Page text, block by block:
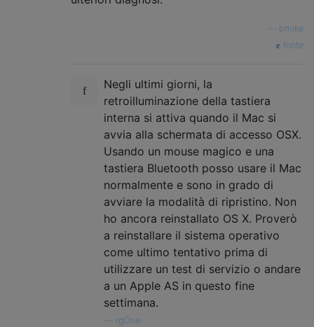
bmike
fonte
Negli ultimi giorni, la
retroilluminazione della tastiera
interna si attiva quando il Mac si
avvia alla schermata di accesso OSX.
Usando un mouse magico e una
tastiera Bluetooth posso usare il Mac
normalmente e sono in grado di
avviare la modalità di ripristino. Non
ho ancora reinstallato OS X. Proverò
a reinstallare il sistema operativo
come ultimo tentativo prima di
utilizzare un test di servizio o andare
a un Apple AS in questo fine
settimana.
rgOne